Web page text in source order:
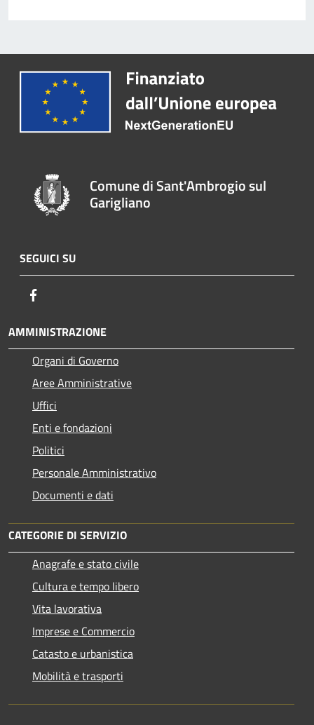
Comune di Sant'Ambrogio sul
Garigliano
SEGUICI SU
AMMINISTRAZIONE
Organi di Governo
Aree Amministrative
Uffici
Enti e fondazioni
Politici
Personale Amministrativo
Documenti e dati
CATEGORIE DI SERVIZIO
Anagrafe e stato civile
Cultura e tempo libero
Vita lavorativa
Imprese e Commercio
Catasto e urbanistica
Mobilità e trasporti